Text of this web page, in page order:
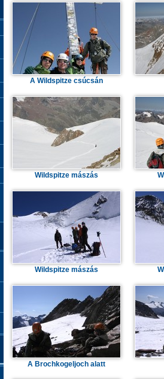
A Wildspitze csúcsán
Wildspitze mászás
Wildspitze mászás
A Brochkogeljoch alatt